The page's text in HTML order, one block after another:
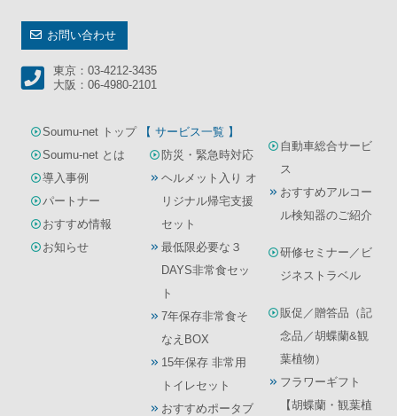
お問い合わせ
東京：03-4212-3435
大阪：06-4980-2101
Soumu-net トップ
Soumu-net とは
導入事例
パートナー
おすすめ情報
お知らせ
【 サービス一覧 】
防災・緊急時対応
ヘルメット入り オ
リジナル帰宅支援
セット
最低限必要な３
DAYS非常食セッ
ト
7年保存非常食そ
なえBOX
15年保存 非常用
トイレセット
おすすめポータブ
自動車総合サービ
ス
おすすめアルコー
ル検知器のご紹介
研修セミナー／ビ
ジネストラベル
販促／贈答品（記
念品／胡蝶蘭&観
葉植物）
フラワーギフト
【胡蝶蘭・観葉植